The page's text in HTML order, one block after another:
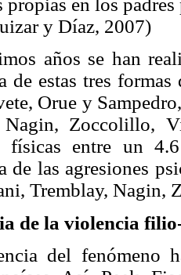
y Díaz, 2007)
años se han
de estas tres
Orue y
Nagin, Zoccolillo,
físicas entre un
de las agresiones
Tremblay,
de la violencia
del fenómeno